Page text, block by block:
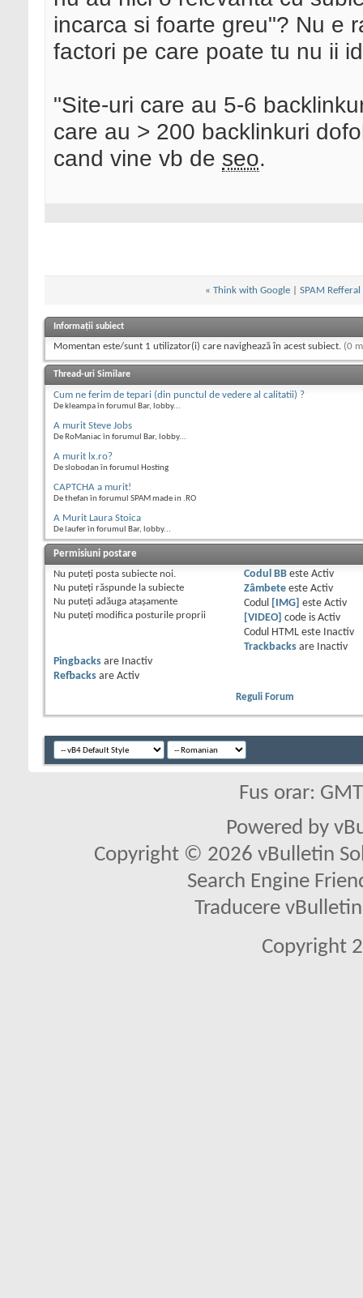
incarca si foarte greu"? Nu e
factori pe care poate tu nu ii
"Site-uri care au 5-6
care au > 200 backlinkuri
cand vine vb de seo.
« Think with Google SPAM
Informații subiect
Momentan este/sunt 1 utilizator(i) care navighează în acest subiect. (0
Thread-uri Similare
Cum ne ferim de tepari (din punctul de vedere al calitatii) ?
De kleampa în forumul Bar, lobby...
A murit Steve Jobs
De RoManiac în forumul Bar, lobby...
A murit lx.ro?
De slobodan în forumul Hosting
CAPTCHA a murit!
De thefan în forumul SPAM made in .RO
A Murit Laura Stoica
De laufer în forumul Bar, lobby...
Permisiuni postare
Nu puteţi posta subiecte noi.
Nu puteţi răspunde la subiecte
Nu puteţi adăuga ataşamente
Nu puteţi modifica posturile proprii
Codul BBeste Activ
Zâmbeteeste Activ
Codul
[IMG] este Activ
[VIDEO] code is Activ
Codul HTML este
Inactiv
Trackbacksare
Inactiv
Pingbacks are
Inactiv
Refbacks are Activ
Reguli Forum
Fus orar:
Powered by
Copyright © 2026 vBulletin
Search Engine
Traducere
Copyright